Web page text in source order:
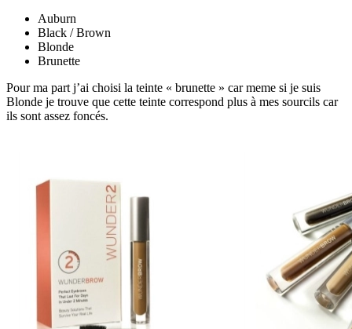
Auburn
Black / Brown
Blonde
Brunette
Pour ma part j’ai choisi la teinte « brunette » car meme si je suis
Blonde je trouve que cette teinte correspond plus à mes sourcils car
ils sont assez foncés.